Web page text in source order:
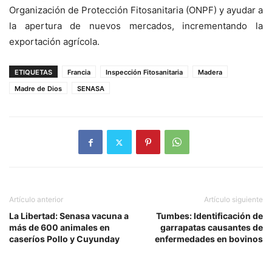
Organización de Protección Fitosanitaria (ONPF) y ayudar a
la apertura de nuevos mercados, incrementando la
exportación agrícola.
ETIQUETAS Francia Inspección Fitosanitaria
Madera
Madre de Dios
SENASA
Artículo anterior
La Libertad: Senasa vacuna a
más de 600 animales en
caseríos Pollo y Cuyunday
Artículo siguiente
Tumbes: Identificación de
garrapatas causantes de
enfermedades en bovinos